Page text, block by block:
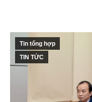
Tin tổng hợp
TIN TỨC